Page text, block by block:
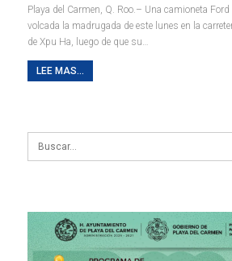
Playa del Carmen, Q. Roo.– Una camioneta
volcada la madrugada de este lunes en la
de Xpu Ha, luego de que su…
LEE MAS...